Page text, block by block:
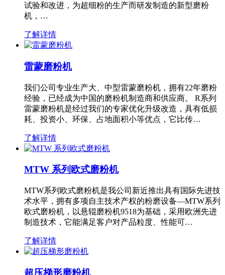
试验和改进，为超细粉的生产而研发制造的新型磨粉
机，…
了解详情
雷蒙磨粉机
我们公司专业生产大、中型雷蒙磨粉机，拥有22年磨粉
经验，已经成为中国的磨粉机制造商和供应商。 R系列
雷蒙磨粉机是经过我们的专家优化升级改造，具有低损
耗、投资小、环保、占地面积小等优点，它比传…
了解详情
MTW 系列欧式磨粉机
MTW系列欧式磨粉机是我公司新近推出具有国际先进技
术水平，拥有多项自主技术产权的粉磨设备—MTW系列
欧式磨粉机，以悬辊磨粉机9518为基础，采用欧洲先进
制造技术，它能满足客户对产品粒度、性能可…
了解详情
超压梯形磨粉机